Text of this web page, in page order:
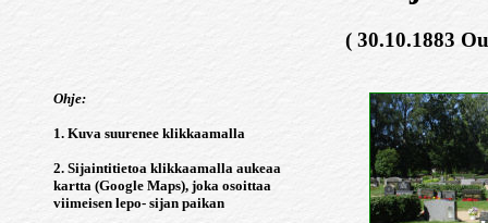
( 30.10.1883
Ohje:
1. Kuva suurenee klikkaamalla
2. Sijaintitietoa klikkaamalla aukeaa
kartta (Google Maps), joka osoittaa
viimeisen lepo- sijan paikan